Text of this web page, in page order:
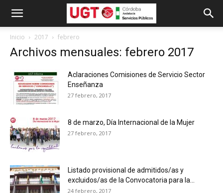
Inicio 2017 febrero
Archivos mensuales: febrero 2017
Aclaraciones Comisiones de Servicio Sector
Enseñanza
27 febrero, 2017
8 de marzo, Día Internacional de la Mujer
27 febrero, 2017
Listado provisional de admitidos/as y
excluidos/as de la Convocatoria para la...
24 febrero, 2017